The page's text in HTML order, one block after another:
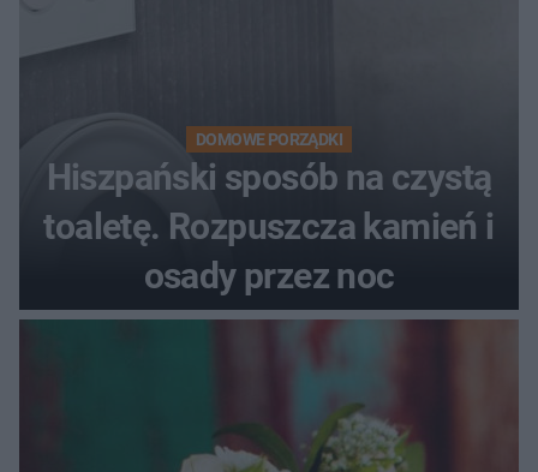
DOMOWE PORZĄDKI
Hiszpański sposób na czystą
toaletę. Rozpuszcza kamień i
osady przez noc